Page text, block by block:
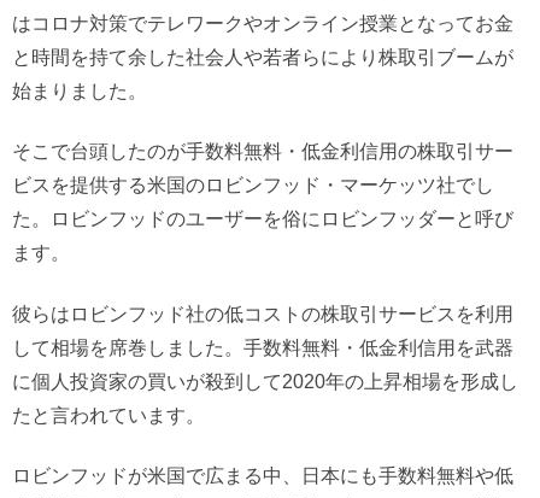
はコロナ対策でテレワークやオンライン授業となってお金
と時間を持て余した社会人や若者らにより株取引ブームが
始まりました。
そこで台頭したのが手数料無料・低金利信用の株取引サー
ビスを提供する米国のロビンフッド・マーケッツ社でし
た。ロビンフッドのユーザーを俗にロビンフッダーと呼び
ます。
彼らはロビンフッド社の低コストの株取引サービスを利用
して相場を席巻しました。手数料無料・低金利信用を武器
に個人投資家の買いが殺到して2020年の上昇相場を形成し
たと言われています。
ロビンフッドが米国で広まる中、日本にも手数料無料や低